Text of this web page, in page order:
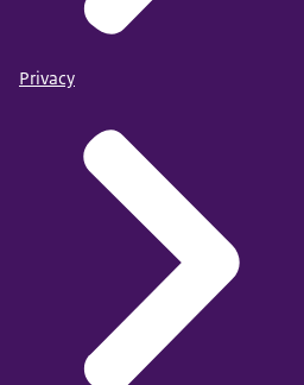
Privacy